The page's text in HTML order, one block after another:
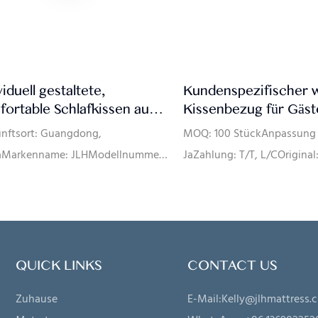
gestaltete,
Schlafkissen aus
hochwertigen, in einem
Hotel verwendeten
Guangdong,
JLHModellnummer:
Ungiftig, Anti-Dekubitus,
10 JahreVerpackung: 1
Kundenspezifischer
Kissenbezug für
im Innenbereich, 100
Baumwolle, Sterne-
MOQ: 100
JaZahlung: T/T, L/
QUICK LINKS
Zuhause
CONTACT US
E-Mail: